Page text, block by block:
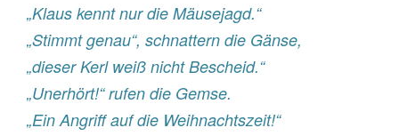
„Klaus kennt nur die Mäusejagd.“
„Stimmt genau“, schnattern die Gänse,
„dieser Kerl weiß nicht Bescheid.“
„Unerhört!“ rufen die Gemse.
„Ein Angriff auf die Weihnachtszeit!“